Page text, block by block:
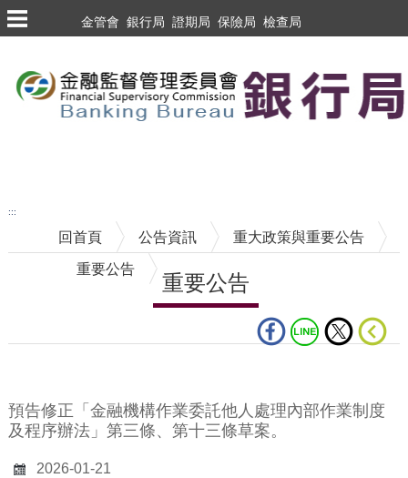
跳到主要內容區塊
金管會 銀行局 證期局 保險局 檢查局
:::
回首頁 公告資訊 重大政策與重要公告
重要公告
重要公告
預告修正「金融機構作業委託他人處理內部作業制度
及程序辦法」第三條、第十三條草案。
2026-01-21